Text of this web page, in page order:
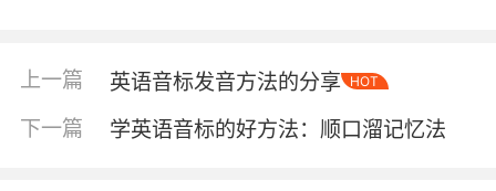
长元音则有ɑ:、ɔ:、 ɜ:、 i:、 u:，英语短元音则有
ʌ、 ɒ、 ə、 ɪ、ʊ、æ（大口）、e（小口）。我
们会发现在汉语拼音之中，单韵母其实并没有长
上一篇 英语音标发音方法的分享 HOT
下一篇 学英语音标的好方法：顺口溜记忆法